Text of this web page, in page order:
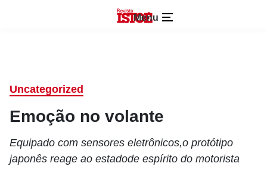
Menu
Uncategorized
Emoção no volante
Equipado com sensores eletrônicos,o protótipo
japonês reage ao estadode espírito do motorista